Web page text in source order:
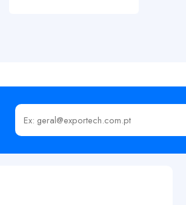
Insira o seu email